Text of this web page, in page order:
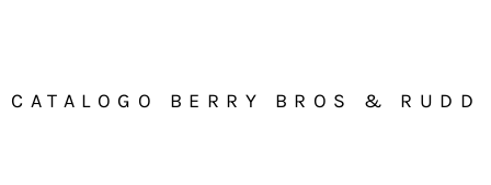
CATALOGO BERRY BROS & RUDD